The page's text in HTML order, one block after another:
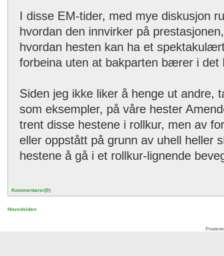
I disse EM-tider, med mye diskusjon
hvordan den innvirker på
hvordan hesten kan ha et
forbeina uten at bakparten bærer i det
Siden jeg ikke liker å henge ut andre,
som eksempler, på våre hester
trent disse hestene i rollkur, men av
eller oppstått på grunn av uhell heller
hestene å gå i et rollkur-lignende
Kommentarer(0)
Hovedsiden